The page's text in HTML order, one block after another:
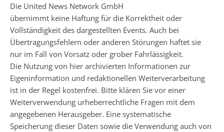
Die United News Network GmbH
übernimmt keine Haftung für die Korrektheit oder
Vollständigkeit des dargestellten Events. Auch bei
Übertragungsfehlern oder anderen Störungen haftet sie
nur im Fall von Vorsatz oder grober Fahrlässigkeit.
Die Nutzung von hier archivierten Informationen zur
Eigeninformation und redaktionellen Weiterverarbeitung
ist in der Regel kostenfrei. Bitte klären Sie vor einer
Weiterverwendung urheberrechtliche Fragen mit dem
angegebenen Herausgeber. Eine systematische
Speicherung dieser Daten sowie die Verwendung auch von